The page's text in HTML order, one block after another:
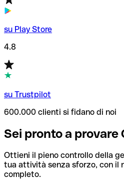
su Play Store
4.8
su Trustpilot
600.000 clienti si fidano di noi
Sei pronto a provare
Ottieni il pieno controllo della
tua attività senza sforzo, con il
completo.